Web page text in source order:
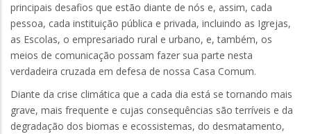
principais desafios que estão diante de nós e, assim, cada
pessoa, cada instituição pública e privada, incluindo as Igrejas,
as Escolas, o empresariado rural e urbano, e, também, os
meios de comunicação possam fazer sua parte nesta
verdadeira cruzada em defesa de nossa Casa Comum.
Diante da crise climática que a cada dia está se tornando mais
grave, mais frequente e cujas consequências são terríveis e da
degradação dos biomas e ecossistemas, do desmatamento,